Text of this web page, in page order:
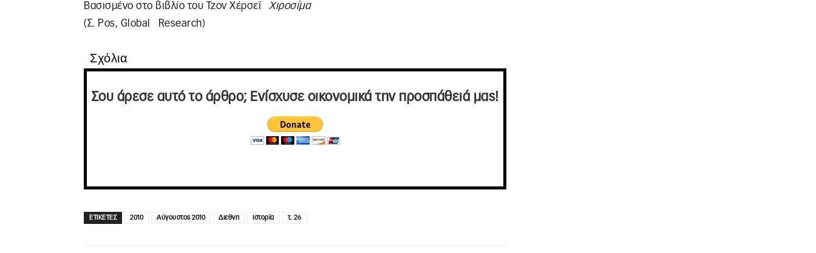
Βασισμένο στο βιβλίο του Τζον Χέρσεϊ Χιροσίμα
(Σ. Ρος, Global Research)
Σχόλια
Σου άρεσε αυτό το άρθρο; Ενίσχυσε οικονομικά την προσπάθειά μας!
ΕΤΙΚΕΤΕΣ 2010 Αύγουστος 2010 Διεθνη Ιστορία τ. 26